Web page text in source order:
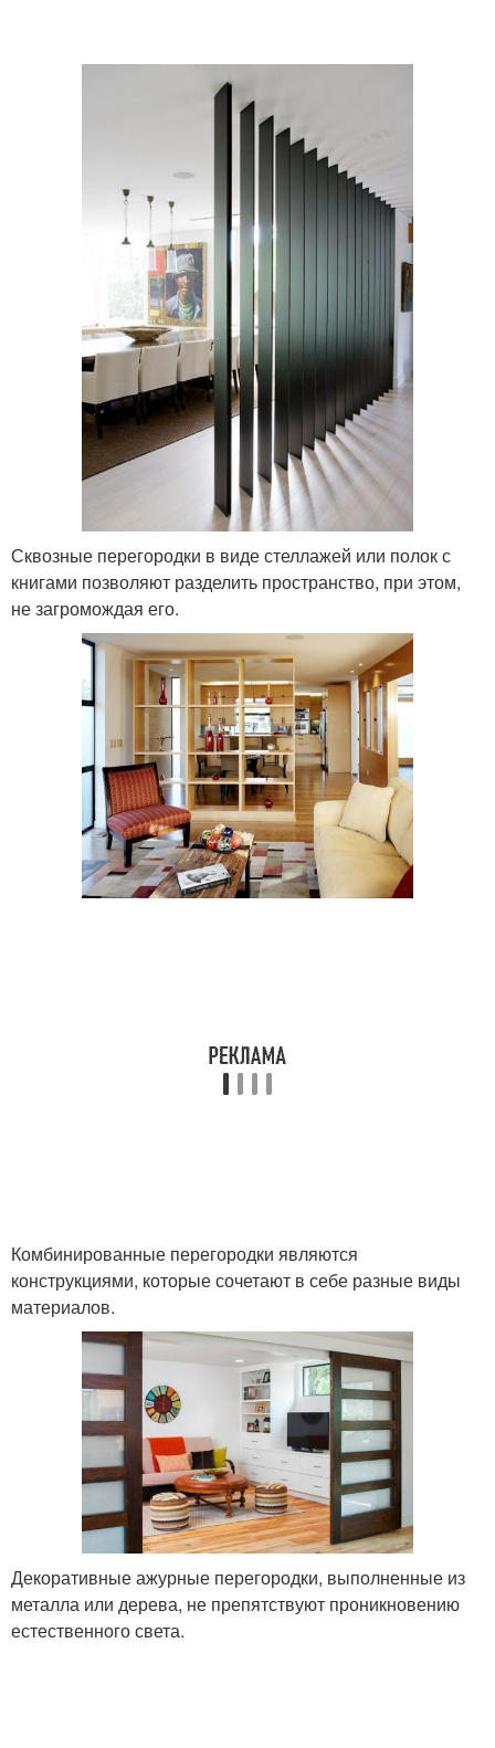
Сквозные перегородки в виде стеллажей или полок с
книгами позволяют разделить пространство, при этом,
не загромождая его.
Комбинированные перегородки являются
конструкциями, которые сочетают в себе разные виды
материалов.
Декоративные ажурные перегородки, выполненные из
металла или дерева, не препятствуют проникновению
естественного света.